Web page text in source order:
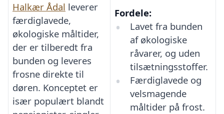
Halkær Ådal leverer
færdiglavede,
økologiske måltider,
der er tilberedt fra
bunden og leveres
frosne direkte til
døren. Konceptet er
især populært blandt
Fordele:
Lavet fra bunden
af økologiske
råvarer, og uden
tilsætningsstoffer.
Færdiglavede og
velsmagende
måltider på frost.